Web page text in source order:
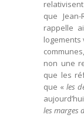
que
rappelle
logements
non une
que les
que « les
les marges